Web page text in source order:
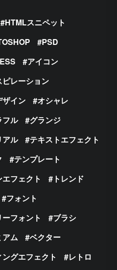
HTMLスニペット
PSD
アイコン
ピレーション
ザイン
オシャレ
フル
グランジ
アル
テキストエフェクト
テンプレート
フェクト
トレンド
フォント
ーフォント
ブラシ
アム
ベクター
グエフェクト
レトロ